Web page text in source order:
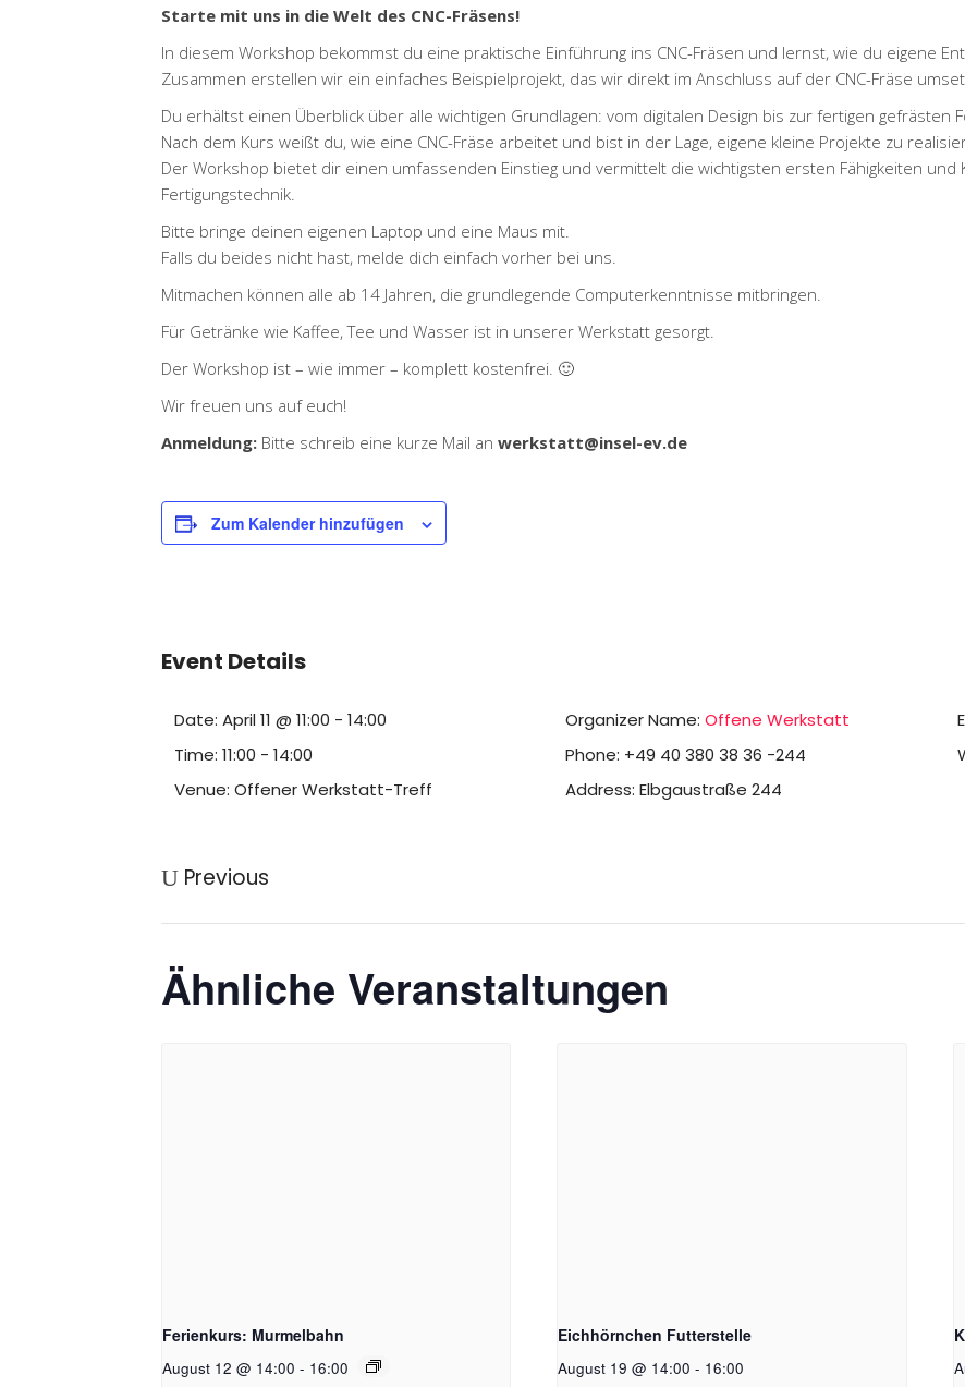
Starte mit uns in die Welt des CNC-Fräsens!
In diesem Workshop bekommst du eine praktische Einführung ins CNC-Fräsen und lernst, wie du eigene
Zusammen erstellen wir ein einfaches Beispielprojekt, das wir direkt im Anschluss auf der CNC-Fräse
Du erhältst einen Überblick über alle wichtigen Grundlagen: vom digitalen Design bis zur fertigen gefrästen
Nach dem Kurs weißt du, wie eine CNC-Fräse arbeitet und bist in der Lage, eigene kleine Projekte zu
Der Workshop bietet dir einen umfassenden Einstieg und vermittelt die wichtigsten ersten Fähigkeiten
Fertigungstechnik.
Bitte bringe deinen eigenen Laptop und eine Maus mit.
Falls du beides nicht hast, melde dich einfach vorher bei uns.
Mitmachen können alle ab 14 Jahren, die grundlegende Computerkenntnisse mitbringen.
Für Getränke wie Kaffee, Tee und Wasser ist in unserer Werkstatt gesorgt.
Der Workshop ist – wie immer – komplett kostenfrei. 🙂
Wir freuen uns auf euch!
Anmeldung: Bitte schreib eine kurze Mail an werkstatt@insel-ev.de
Zum Kalender hinzufügen
Event Details
Date: April 11 @ 11:00 - 14:00
Time: 11:00 - 14:00
Venue: Offener Werkstatt-Treff
Organizer Name: Offene Werkstatt
Phone: +49 40 380 38 36 -244
Address: Elbgaustraße 244
Previous
Ähnliche Veranstaltungen
Ferienkurs: Murmelbahn
August 12 @ 14:00 - 16:00
Eichhörnchen Futterstelle
August 19 @ 14:00 - 16:00